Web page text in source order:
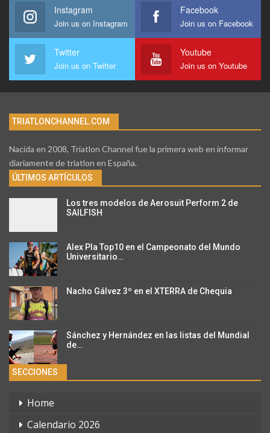
Instagram
Join us on Instagram
Facebook
Join us on Facebook
Twitter
Join us on Twitter
Youtube
Join us on Youtube
TRIATLONCHANNEL.COM
Nacida en 2008, Triatlon Channel fue la primera web en informar
diariamente de triatlon en España.
ÚLTIMOS ARTÍCULOS
Los tres modelos de Aerosuit Perform 2 de
SAILFISH
Alex Pla Top10 en el Campeonato del Mundo
Universitario…
Nacho Gálvez 3º en el XTERRA de Chequia
Sánchez y Hernández en las listas del Mundial
de…
SECCIONES
Home
Calendario 2026